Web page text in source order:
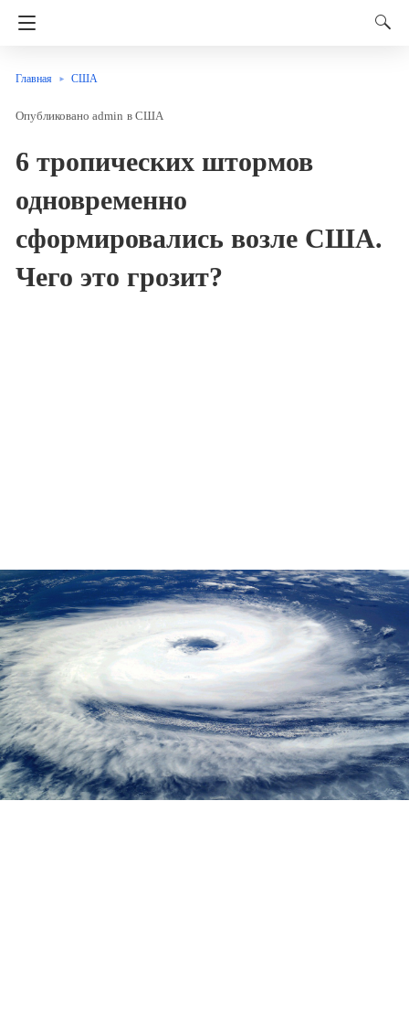
Главная США
admin в США
6 тропических штормов
одновременно
сформировались возле США.
Чего это грозит?